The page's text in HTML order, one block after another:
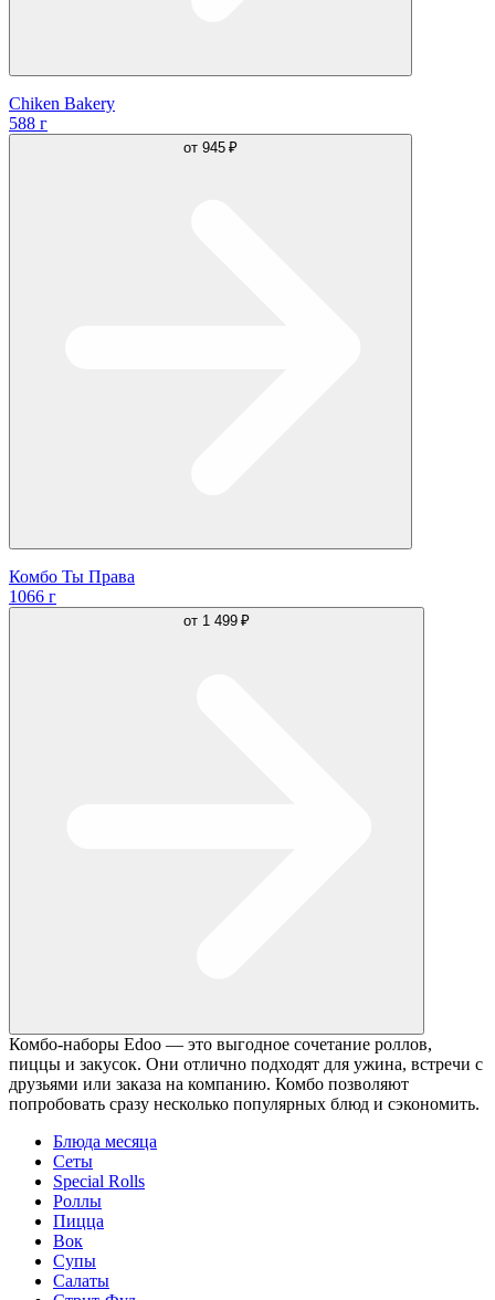
Chiken Bakery
588 г
от 945 ₽
Комбо Ты Права
1066 г
от 1 499 ₽
Комбо‑наборы Edoo — это выгодное сочетание роллов,
пиццы и закусок. Они отлично подходят для ужина, встречи с
друзьями или заказа на компанию. Комбо позволяют
попробовать сразу несколько популярных блюд и сэкономить.
Блюда месяца
Сеты
Special Rolls
Роллы
Пицца
Вок
Супы
Салаты